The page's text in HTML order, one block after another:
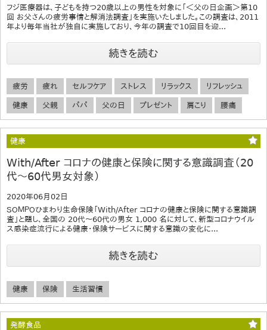
フジ医療器は、子どもを持つ20歳以上の男性を対象に「＜父の日企画＞第10
回 お父さんの疲労事情と解消法調査」を実施いたしました。この調査は、2011
年より毎年当社が独自に実施しており、今年の調査で10回目を迎...
続きを読む
疲労 疲れ セルフケア ストレス リラックス リフレッシュ
健康 父親 パパ 父の日 プレゼント 肩こり 腰痛
健康
With/After コロナの健康と保険に関する意識調査（20
代～60代男女対象）
2020年06月02日
ＳＯＭＰＯひまわり生命保険「With/After コロナの健康と保険に関する意識調
査」と題し、全国の 20代～60代の男女 1,000 名に対して、新型コロナウイル
ス感染症流行による健康・保険サービスに関する意識の変化に...
続きを読む
健康 保険 生活習慣
発酵食品